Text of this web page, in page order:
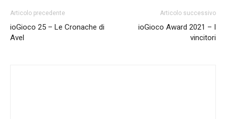
Articolo precedente
ioGioco 25 – Le Cronache di
Avel
Articolo successivo
ioGioco Award 2021 – I
vincitori